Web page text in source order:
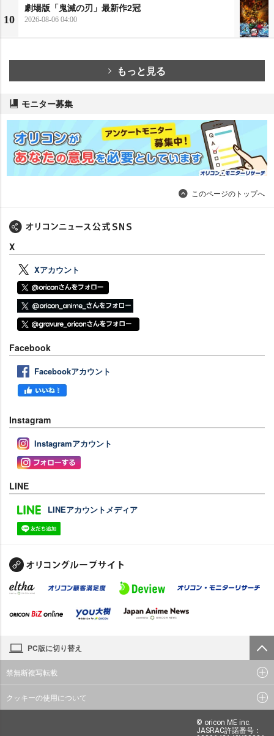
10
劇場版「鬼滅の刃」最新作2冠
2026-08-06 04:00
もっと見る
モニター募集
このページのトップへ
X
Xアカウント
Facebook
Facebookアカウント
Instagram
Instagramアカウント
LINE
LINEアカウントメディア
PC版に切り替え
禁無断複写転載
クッキーの使用について
© oricon ME inc.
JASRAC許諾番号：